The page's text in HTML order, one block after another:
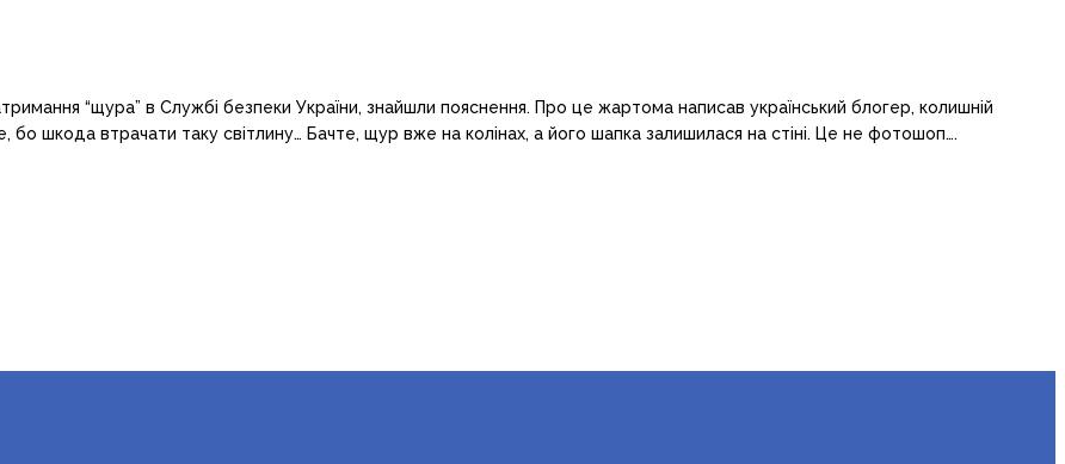
“щура” в Службі безпеки України, знайшли пояснення. Про це жартома написав український блогер, колишній
бо шкода втрачати таку світлину… Бачте, щур вже на колінах, а його шапка залишилася на стіні. Це не фотошоп….